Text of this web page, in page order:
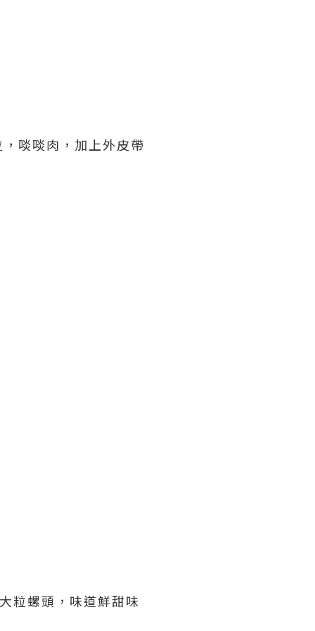
啖啖肉，加上外皮帶
粒螺頭，味道鮮甜味